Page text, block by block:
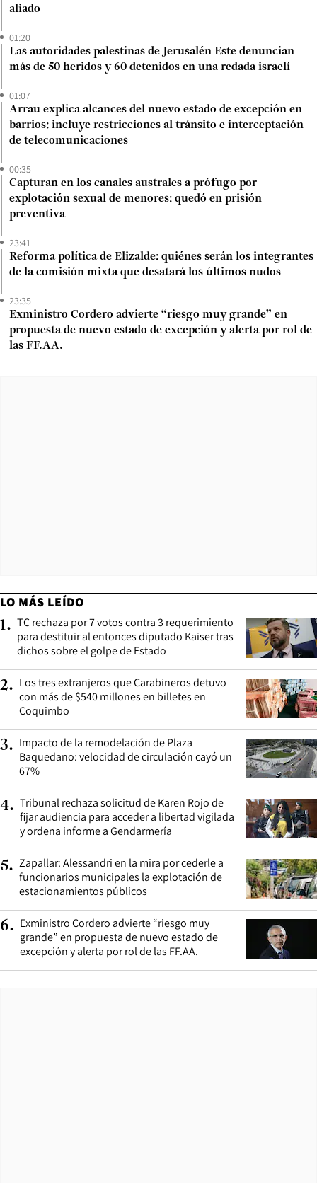
aliado
01:20
Las autoridades palestinas de Jerusalén Este denuncian
más de 50 heridos y 60 detenidos en una redada israelí
01:07
Arrau explica alcances del nuevo estado de excepción en
barrios: incluye restricciones al tránsito e interceptación
de telecomunicaciones
00:35
Capturan en los canales australes a prófugo por
explotación sexual de menores: quedó en prisión
preventiva
23:41
Reforma política de Elizalde: quiénes serán los integrantes
de la comisión mixta que desatará los últimos nudos
23:35
Exministro Cordero advierte “riesgo muy grande” en
propuesta de nuevo estado de excepción y alerta por rol de
las FF.AA.
LO MÁS LEÍDO
1. TC rechaza por 7 votos contra 3 requerimiento
para destituir al entonces diputado Kaiser tras
dichos sobre el golpe de Estado
2. Los tres extranjeros que Carabineros detuvo
con más de $540 millones en billetes en
Coquimbo
3. Impacto de la remodelación de Plaza
Baquedano: velocidad de circulación cayó un
67%
4. Tribunal rechaza solicitud de Karen Rojo de
fijar audiencia para acceder a libertad vigilada
y ordena informe a Gendarmería
5. Zapallar: Alessandri en la mira por cederle a
funcionarios municipales la explotación de
estacionamientos públicos
6. Exministro Cordero advierte “riesgo muy
grande” en propuesta de nuevo estado de
excepción y alerta por rol de las FF.AA.